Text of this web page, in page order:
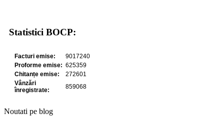
Statistici BOCP:
Noutati pe blog